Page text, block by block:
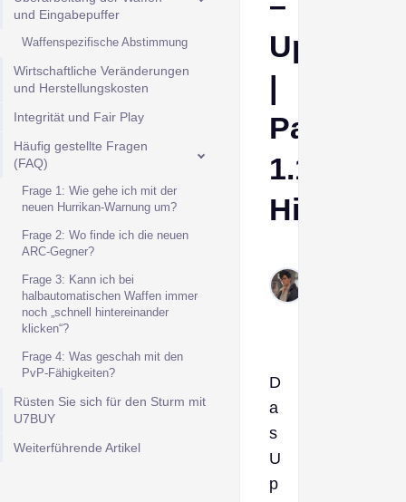
und Eingabepuffer
Waffenspezifische Abstimmung
Wirtschaftliche Veränderungen
und Herstellungskosten
Integrität und Fair Play
Häufig gestellte Fragen
(FAQ)
Frage 1: Wie gehe ich mit der
neuen Hurrikan-Warnung um?
Frage 2: Wo finde ich die neuen
ARC-Gegner?
Frage 3: Kann ich bei
halbautomatischen Waffen immer
noch „schnell hintereinander
klicken“?
Frage 4: Was geschah mit den
PvP-Fähigkeiten?
Rüsten Sie sich für den Sturm mit
U7BUY
Weiterführende Artikel
Update
|
Patch
1.17.0
Hinweise
D
a
s
U
p